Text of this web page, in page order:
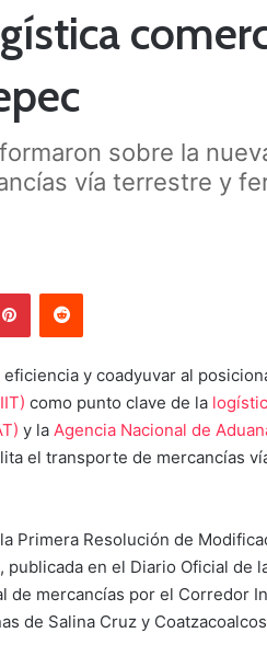
sobre la
vía terrestre y
y coadyuvar al
como punto clave de la
y la Agencia Nacional de
el transporte de mercancías
Primera Resolución de
en el Diario Oficial de
de mercancías por el Corredor
de Salina Cruz y